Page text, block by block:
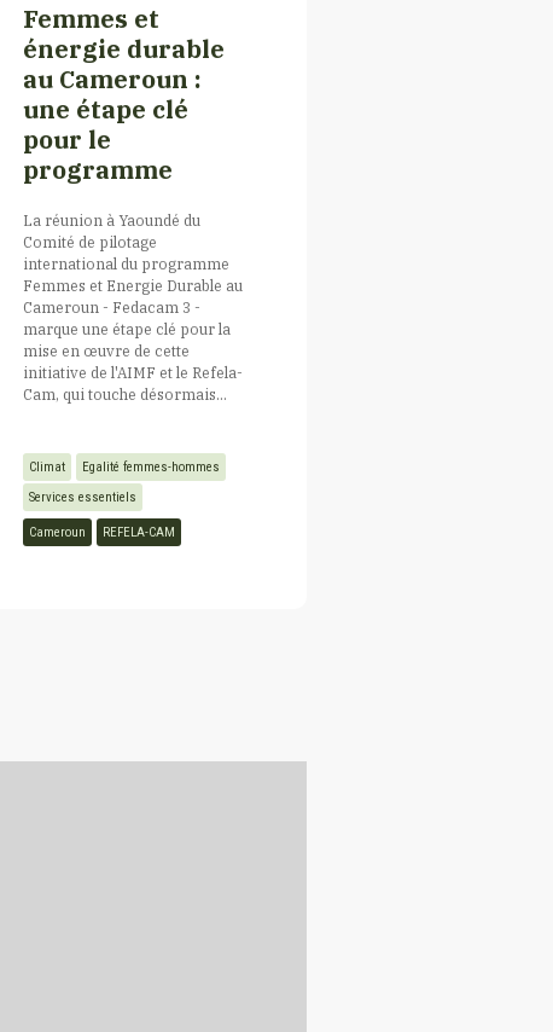
Femmes et
énergie durable
au Cameroun :
une étape clé
pour le
programme
La réunion à Yaoundé du
Comité de pilotage
international du programme
Femmes et Energie Durable au
Cameroun - Fedacam 3 -
marque une étape clé pour la
mise en œuvre de cette
initiative de l'AIMF et le Refela-
Cam, qui touche désormais...
Climat
Egalité femmes-hommes
Services essentiels
Cameroun REFELA-CAM